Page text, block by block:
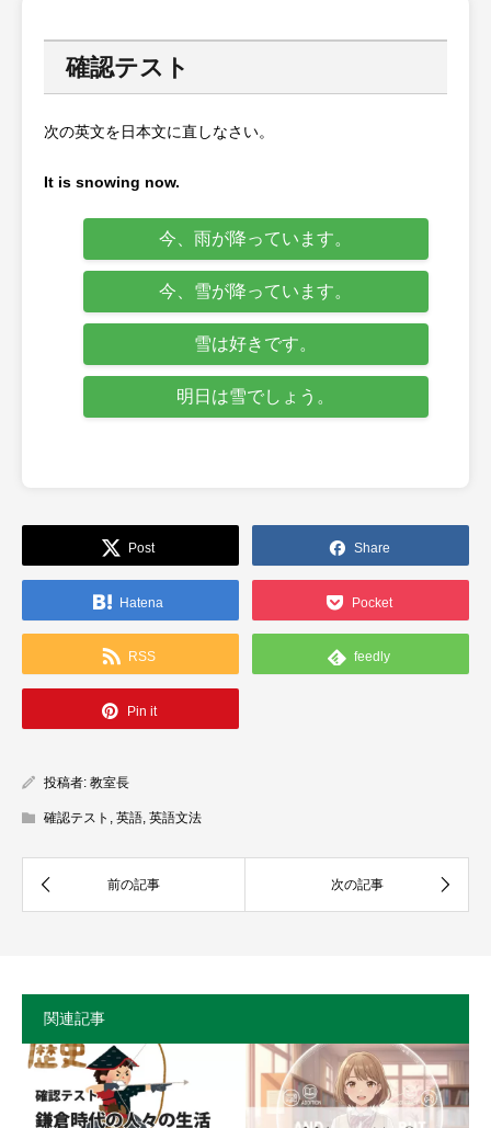
確認テスト
次の英文を日本文に直しなさい。
It is snowing now.
今、雨が降っています。
今、雪が降っています。
雪は好きです。
明日は雪でしょう。
Post Share
Hatena Pocket
RSS feedly
Pin it
投稿者: 教室長
確認テスト 英語 英語文法
関連記事